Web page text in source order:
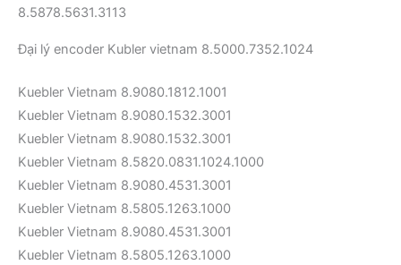
8.5878.5631.3113
Đại lý encoder Kubler vietnam 8.5000.7352.1024
Kuebler Vietnam 8.9080.1812.1001
Kuebler Vietnam 8.9080.1532.3001
Kuebler Vietnam 8.9080.1532.3001
Kuebler Vietnam 8.5820.0831.1024.1000
Kuebler Vietnam 8.9080.4531.3001
Kuebler Vietnam 8.5805.1263.1000
Kuebler Vietnam 8.9080.4531.3001
Kuebler Vietnam 8.5805.1263.1000